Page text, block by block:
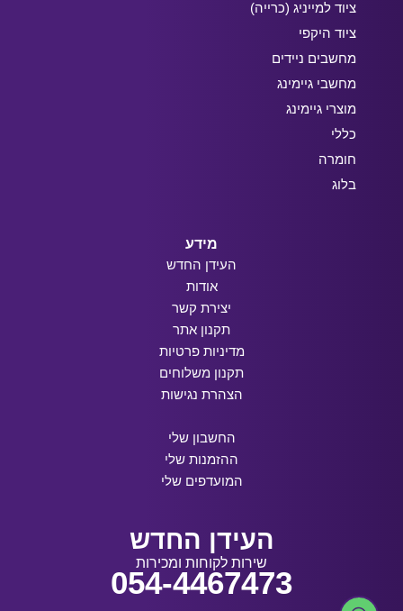
ציוד למייניג (כרייה)
ציוד היקפי
מחשבים ניידים
מחשבי גיימינג
מוצרי גיימינג
כללי
חומרה
בלוג
מידע
העידן החדש
אודות
יצירת קשר
תקנון אתר
מדיניות פרטיות
תקנון משלוחים
הצהרת נגישות
החשבון שלי
ההזמנות שלי
המועדפים שלי
העידן החדש
שירות לקוחות ומכירות
054-4467473